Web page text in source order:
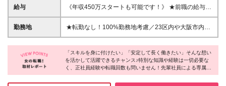
の社員が多数活躍中です！ ■20～30代の若手中心に活
未経験入社の先輩に聞いた“会社の魅力” 「接客業から
の未経験入社です。「私にパソコンを使った仕事なん
やプロジェクトリーダーの定期的な面談やサポートの
おかげで、少しずつ仕事の幅を広げられています！」
W・Hさん
給与
《年収450万スタートも可能です！》 ★前職の給与を
最大限に考慮します！ ★年収が前職より120万円アッ
プした実績あり 【経験者】 ■月給35万円～80万円＋
圏以外】 ■月給28万円～38万円＋各種手当＋賞与年2
回 ※首都圏以外は月給28万円～となります ※上記月
給は月10時間分の固定残業代(2万1200円～)を含みま
勤務地
★転勤なし！100%勤務地考慮／23区内や大阪市内な
ど、全国47都道府県で積極採用中！★ ご自宅から通
いやすいエリアや希望するエリアのプロジェクトをご
担当いただきます。 ■プロジェクト先■ 関西・関東・
東海・九州を中心に47都道府県で勤務可能 ★直行直
帰OK ★「自宅から通える範囲で」「出張したい」な
ど、希望する働き方ができます ★会社都合の転居を
「スキルを身に付けたい」「安定して長く働きたい」そんな想い
を活かして活躍できるチャンス♪特別な知識や経験は一切必要な
く、正社員経験や転職回数も問いません！先輩社員による専属サ
ポートやひとりぼっちにしない業務体制など、未経験の方でも安
心してチャレンジできる環境を整えています◎面接もラフな雰囲